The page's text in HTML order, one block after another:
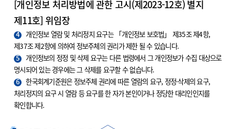
[개인정보 처리방법에 관한 고시(제2023-12호) 별지
제11호] 위임장
4
개인정보 열람 및 처리정지 요구는 「개인정보 보호법」 제35조 제4항,
제37조 제2항에 의하여 정보주체의 권리가 제한 될 수 있습니다.
5
개인정보의 정정 및 삭제 요구는 다른 법령에서 그 개인정보가 수집 대상으로
명시되어 있는 경우에는 그 삭제를 요구할 수 없습니다.
6
한국회계기준원은 정보주체 권리에 따른 열람의 요구, 정정·삭제의 요구,
처리정지의 요구 시 열람 등 요구를 한 자가 본인이거나 정당한 대리인인지를
확인합니다.